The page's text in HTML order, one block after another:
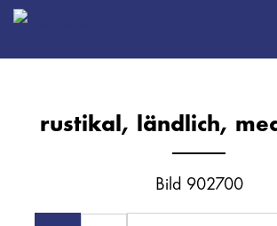
rustikal, ländlich,
Bild 902700